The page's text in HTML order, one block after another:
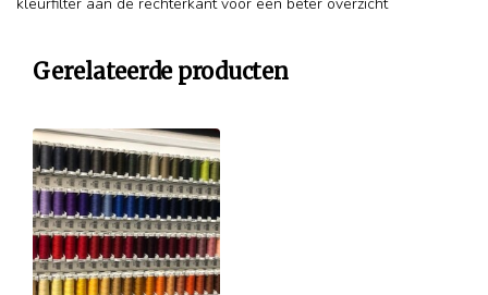
Gerelateerde producten